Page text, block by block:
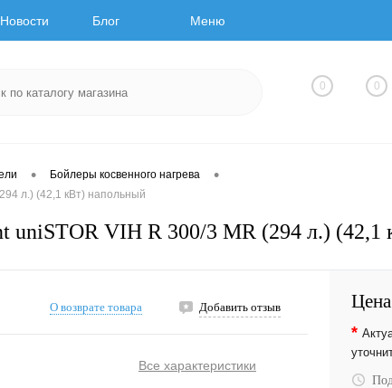
Новости Блог Меню
0 0
• Бойлеры косвенного нагрева •
л.) (42,1 кВт) напольный
uniSTOR VIH R 300/3 MR (294 л.)
О возврате товара Добавить отзыв
Все характеристики
*